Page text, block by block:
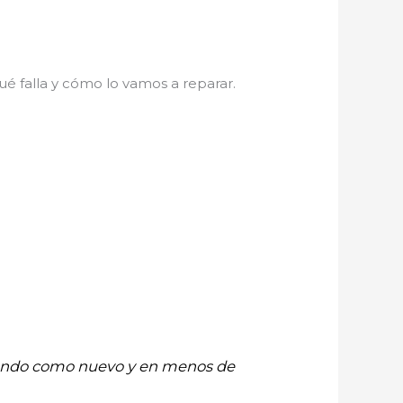
falla y cómo lo vamos a reparar.
como nuevo y en menos de